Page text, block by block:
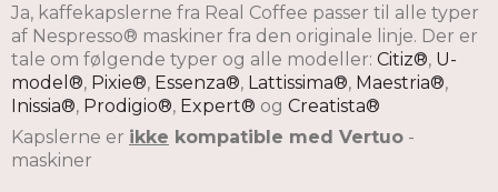
Ja, kaffekapslerne fra Real Coffee passer til alle typer
af Nespresso® maskiner fra den originale linje. Der er
tale om følgende typer og alle modeller: Citiz®, U-
model®, Pixie®, Essenza®, Lattissima®, Maestria®,
Inissia®, Prodigio®, Expert® og Creatista®
Kapslerne er ikke kompatible med Vertuo -
maskiner